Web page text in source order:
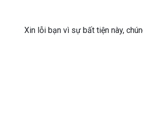
Xin lỗi bạn vì sự bất tiện này,